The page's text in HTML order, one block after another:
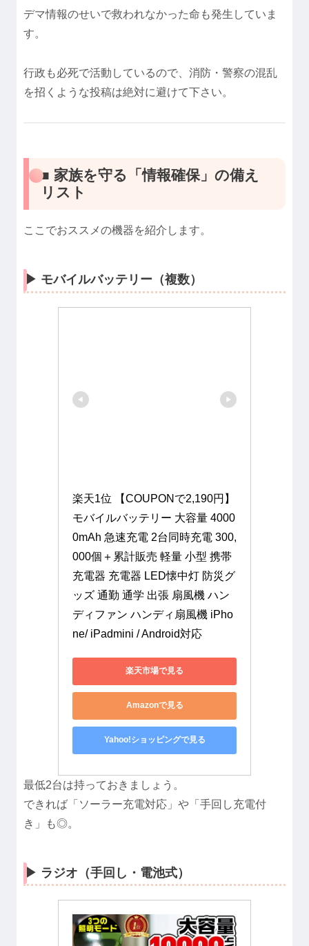
デマ情報のせいで救われなかった命も発生していま
す。
行政も必死で活動しているので、消防・警察の混乱
を招くような投稿は絶対に避けて下さい。
■ 家族を守る「情報確保」の備え
リスト
ここでおススメの機器を紹介します。
▶︎ モバイルバッテリー（複数）
楽天1位 【COUPONで2,190円】
モバイルバッテリー 大容量 4000
0mAh 急速充電 2台同時充電 300,
000個＋累計販売 軽量 小型 携帯
充電器 充電器 LED懐中灯 防災グ
ッズ 通勤 通学 出張 扇風機 ハン
ディファン ハンディ扇風機 iPho
ne/ iPadmini / Android対応
楽天市場で見る
Amazonで見る
Yahoo!ショッピングで見る
最低2台は持っておきましょう。
できれば「ソーラー充電対応」や「手回し充電付
き」も◎。
▶︎ ラジオ（手回し・電池式）